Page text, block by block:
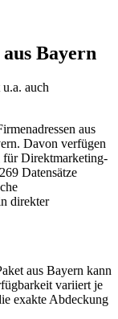
Bayern
auch
aus
. Davon verfügen
für Direktmarketing-
269 Datensätze
direkter
aus Bayern kann
variiert je
exakte Abdeckung